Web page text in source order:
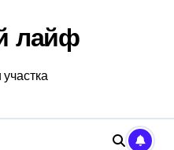
лайф